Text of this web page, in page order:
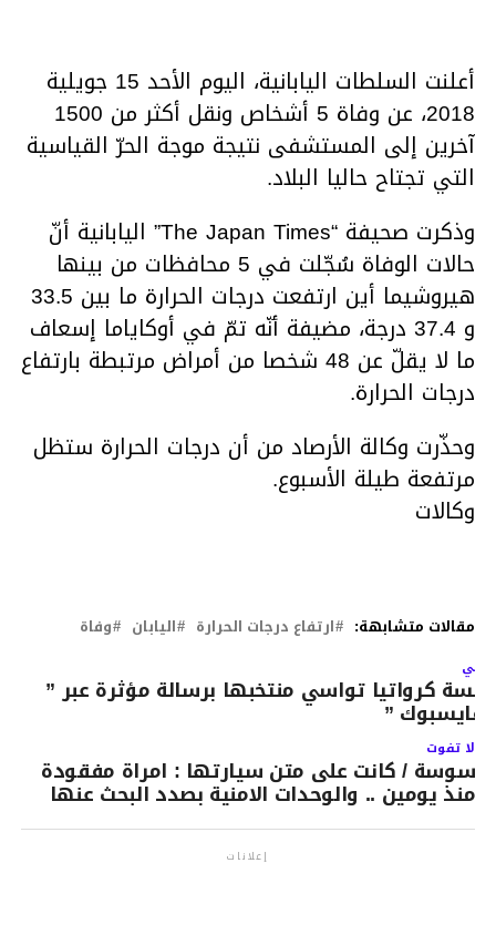
أعلنت السلطات اليابانية، اليوم الأحد 15 جويلية
2018، عن وفاة 5 أشخاص ونقل أكثر من 1500
آخرين إلى المستشفى نتيجة موجة الحرّ القياسية
التي تجتاح حاليا البلاد.
وذكرت صحيفة “The Japan Times” اليابانية أنّ
حالات الوفاة سُجّلت في 5 محافظات من بينها
هيروشيما أين ارتفعت درجات الحرارة ما بين 33.5
و 37.4 درجة، مضيفة أنّه تمّ في أوكاياما إسعاف
ما لا يقلّ عن 48 شخصا من أمراض مرتبطة بارتفاع
درجات الحرارة.
وحذّرت وكالة الأرصاد من أن درجات الحرارة ستظل
مرتفعة طيلة الأسبوع.
وكالات
مقالات متشابهة: ارتفاع درجات الحرارة اليابان وفاة
كرواتيا تواسي منتخبها برسالة مؤثرة عبر ”
”
لا تفوت
سوسة / كانت على متن سيارتها : امراة مفقودة
منذ يومين .. والوحدات الامنية بصدد البحث عنها
إعلانات